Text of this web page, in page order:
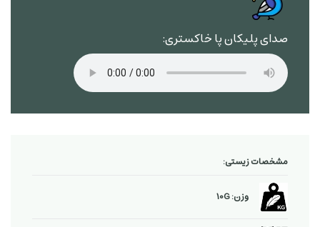
صدای پلیکان پا خاکستری:
مشخصات زیستی:
وزن: 10G